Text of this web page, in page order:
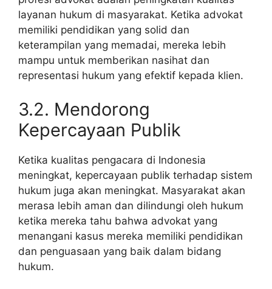
layanan hukum di masyarakat. Ketika advokat
memiliki pendidikan yang solid dan
keterampilan yang memadai, mereka lebih
mampu untuk memberikan nasihat dan
representasi hukum yang efektif kepada klien.
3.2. Mendorong
Kepercayaan Publik
Ketika kualitas pengacara di Indonesia
meningkat, kepercayaan publik terhadap sistem
hukum juga akan meningkat. Masyarakat akan
merasa lebih aman dan dilindungi oleh hukum
ketika mereka tahu bahwa advokat yang
menangani kasus mereka memiliki pendidikan
dan penguasaan yang baik dalam bidang
hukum.